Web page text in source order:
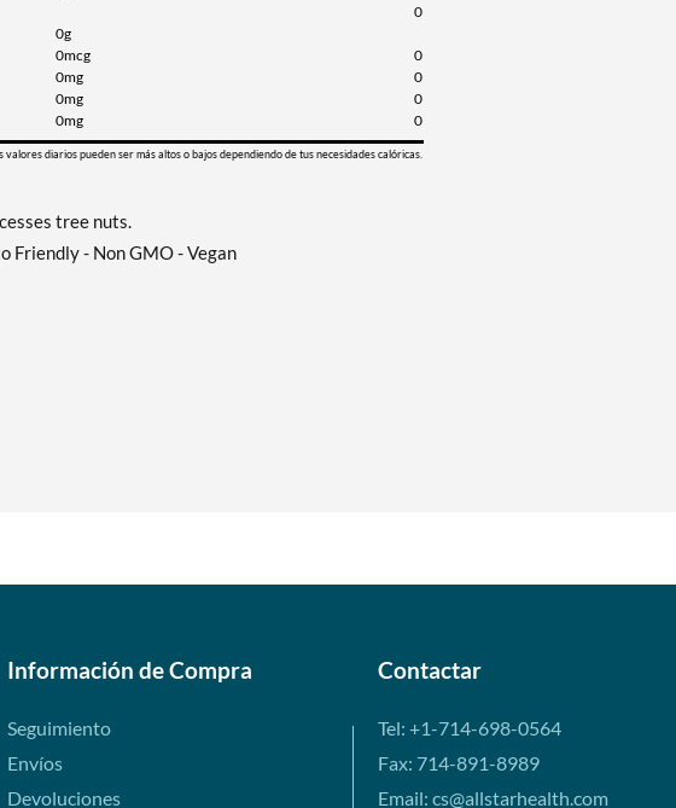
0
0g
0mcg
0
0mg
0
0mg
0
0mg 0
diarios pueden ser más altos o bajos dependiendo de tus necesidades calóricas.
tree nuts.
Friendly - Non GMO - Vegan
Información de Compra
Seguimiento
Envíos
Devoluciones
Contactar
Tel: +1-714-698-0564
Fax: 714-891-8989
Email: cs@allstarhealth.com